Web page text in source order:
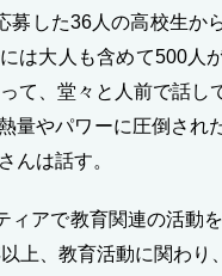
した36人の高校生か
は大人も含めて500人
て、堂々と人前で話
量やパワーに圧倒さ
んは話す。
アで教育関連の活動
上、教育活動に関わ